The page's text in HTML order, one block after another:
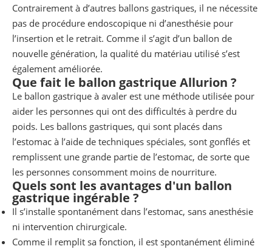
Contrairement à d’autres ballons gastriques, il ne nécessite
pas de procédure endoscopique ni d’anesthésie pour
l’insertion et le retrait. Comme il s’agit d’un ballon de
nouvelle génération, la qualité du matériau utilisé s’est
également améliorée.
Que fait le ballon gastrique Allurion ?
Le ballon gastrique à avaler est une méthode utilisée pour
aider les personnes qui ont des difficultés à perdre du
poids. Les ballons gastriques, qui sont placés dans
l’estomac à l’aide de techniques spéciales, sont gonflés et
remplissent une grande partie de l’estomac, de sorte que
les personnes consomment moins de nourriture.
Quels sont les avantages d'un ballon
gastrique ingérable ?
Il s’installe spontanément dans l’estomac, sans anesthésie
ni intervention chirurgicale.
Comme il remplit sa fonction, il est spontanément éliminé